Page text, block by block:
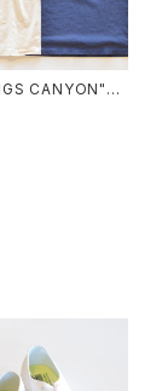
CANYON"Te